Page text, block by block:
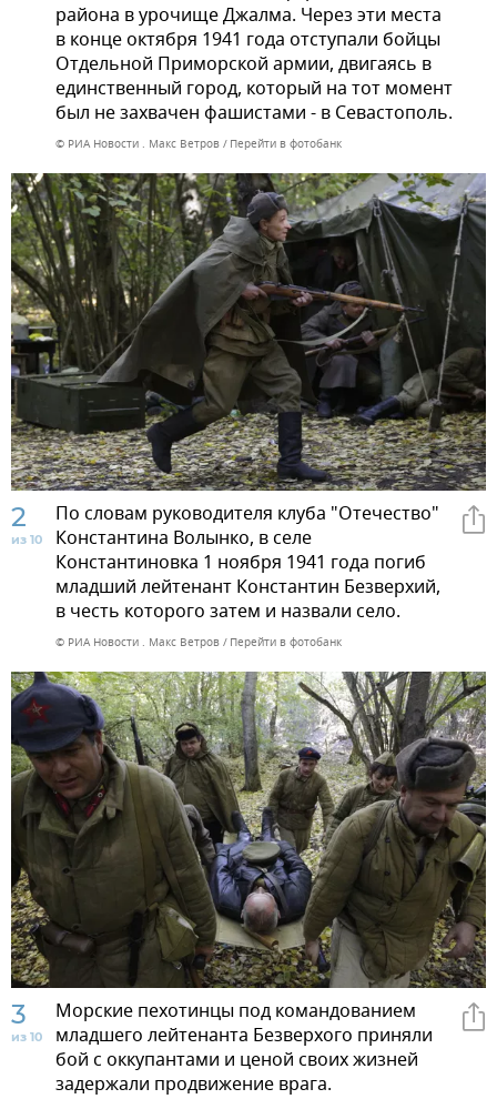
района в урочище Джалма. Через эти места
в конце октября 1941 года отступали бойцы
Отдельной Приморской армии, двигаясь в
единственный город, который на тот момент
был не захвачен фашистами - в Севастополь.
© РИА Новости . Макс Ветров Перейти в фотобанк
2
из 10
По словам руководителя клуба "Отечество"
Константина Волынко, в селе
Константиновка 1 ноября 1941 года погиб
младший лейтенант Константин Безверхий,
в честь которого затем и назвали село.
© РИА Новости . Макс Ветров Перейти в фотобанк
3
из 10
Морские пехотинцы под командованием
младшего лейтенанта Безверхого приняли
бой с оккупантами и ценой своих жизней
задержали продвижение врага.